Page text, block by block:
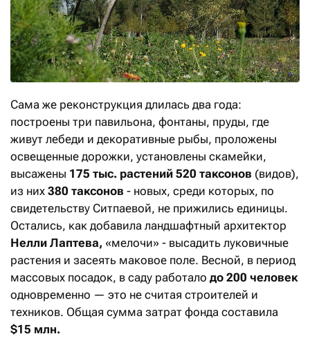
Сама же реконструкция длилась два года:
построены три павильона, фонтаны, пруды, где
живут лебеди и декоративные рыбы, проложены
освещенные дорожки, установлены скамейки,
высажены 175 тыс. растений 520 таксонов (видов),
из них 380 таксонов - новых, среди которых, по
свидетельству Ситпаевой, не прижились единицы.
Остались, как добавила ландшафтный архитектор
Нелли Лаптева, «мелочи» - высадить луковичные
растения и засеять маковое поле. Весной, в период
массовых посадок, в саду работало до 200 человек
одновременно — это не считая строителей и
техников. Общая сумма затрат фонда составила
$15 млн.